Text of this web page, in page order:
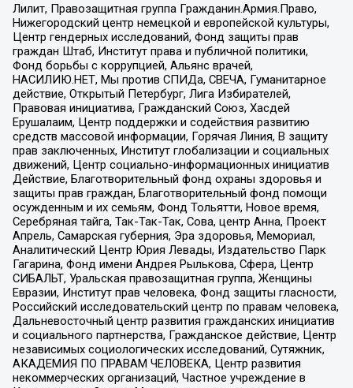
Лилит, Правозащитная группа Гражданин.Армия.Право,
Нижегородский центр немецкой и европейской культуры,
Центр гендерных исследований, Фонд защиты прав
граждан Штаб, Институт права и публичной политики,
Фонд борьбы с коррупцией, Альянс врачей,
НАСИЛИЮ.НЕТ, Мы против СПИДа, СВЕЧА, Гуманитарное
действие, Открытый Петербург, Лига Избирателей,
Правовая инициатива, Гражданский Союз, Хасдей
Ерушалаим, Центр поддержки и содействия развитию
средств массовой информации, Горячая Линия, В защиту
прав заключенных, Институт глобализации и социальных
движений, Центр социально-информационных инициатив
Действие, Благотворительный фонд охраны здоровья и
защиты прав граждан, Благотворительный фонд помощи
осужденным и их семьям, Фонд Тольятти, Новое время,
Серебряная тайга, Так-Так-Так, Сова, центр Анна, Проект
Апрель, Самарская губерния, Эра здоровья, Мемориал,
Аналитический Центр Юрия Левады, Издательство Парк
Гагарина, Фонд имени Андрея Рылькова, Сфера, Центр
СИБАЛЬТ, Уральская правозащитная группа, Женщины
Евразии, Институт прав человека, Фонд защиты гласности,
Российский исследовательский центр по правам человека,
Дальневосточный центр развития гражданских инициатив
и социального партнерства, Гражданское действие, Центр
независимых социологических исследований, Сутяжник,
АКАДЕМИЯ ПО ПРАВАМ ЧЕЛОВЕКА, Центр развития
некоммерческих организаций, Частное учреждение в